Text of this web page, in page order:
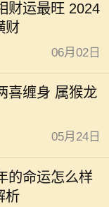
财运最旺 2024
财
06月02日
喜缠身 属猴龙
05月24日
的命运怎么样
析